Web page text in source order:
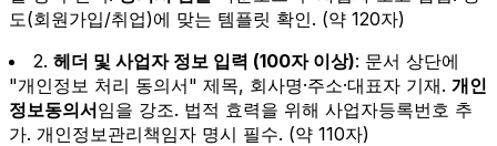
도(회원가입/취업)에 맞는 템플릿 확인. (약 120자)
2. 헤더 및 사업자 정보 입력 (100자 이상): 문서 상단에
"개인정보 처리 동의서" 제목, 회사명·주소·대표자 기재. 개인
정보동의서임을 강조. 법적 효력을 위해 사업자등록번호 추
가. 개인정보관리책임자 명시 필수. (약 110자)